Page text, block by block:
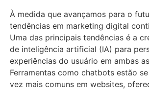
À medida que avançamos para o
tendências em marketing digital
Uma das principais tendências é a
de inteligência artificial (IA) para
experiências do usuário em ambas
Ferramentas como chatbots estão
vez mais comuns em websites,